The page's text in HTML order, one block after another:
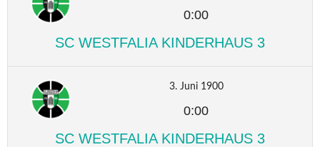
0:00
SC WESTFALIA KINDERHAUS 3
3. Juni 1900
0:00
SC WESTFALIA KINDERHAUS 3